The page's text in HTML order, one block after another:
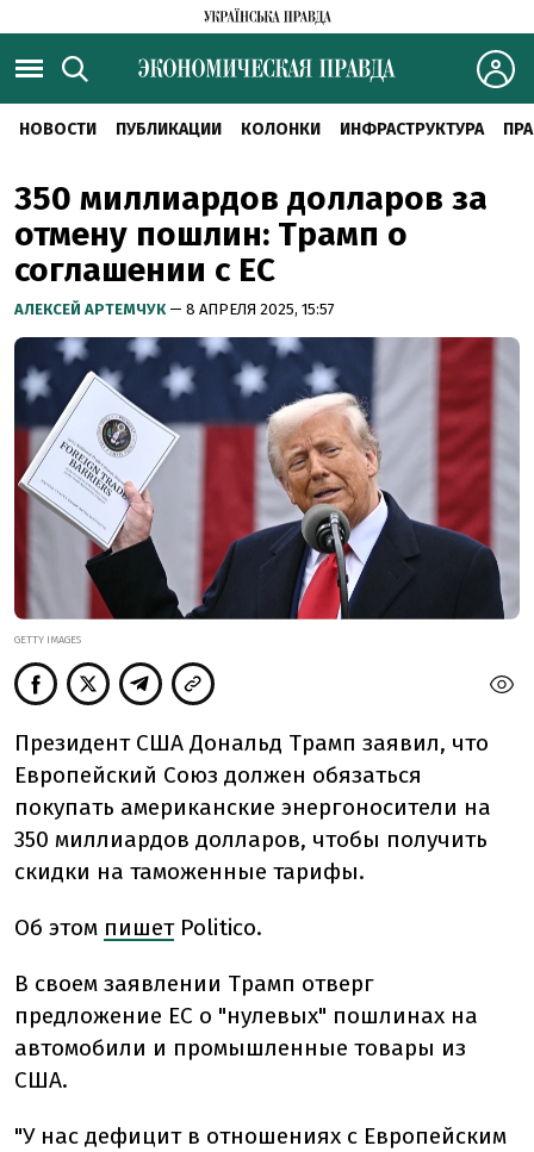
НОВОСТИ ПУБЛИКАЦИИ КОЛОНКИ ИНФРАСТРУКТУРА
350 миллиардов долларов за
отмену пошлин: Трамп о
соглашении с ЕС
АЛЕКСЕЙ АРТЕМЧУК — 8 АПРЕЛЯ 2025, 15:57
GETTY IMAGES
Президент США Дональд Трамп заявил, что
Европейский Союз должен обязаться
покупать американские энергоносители на
350 миллиардов долларов, чтобы получить
скидки на таможенные тарифы.
Об этом пишетPolitico.
В своем заявлении Трамп отверг
предложение ЕС о "нулевых" пошлинах на
автомобили и промышленные товары из
США.
"У нас дефицит в отношениях с Европейским